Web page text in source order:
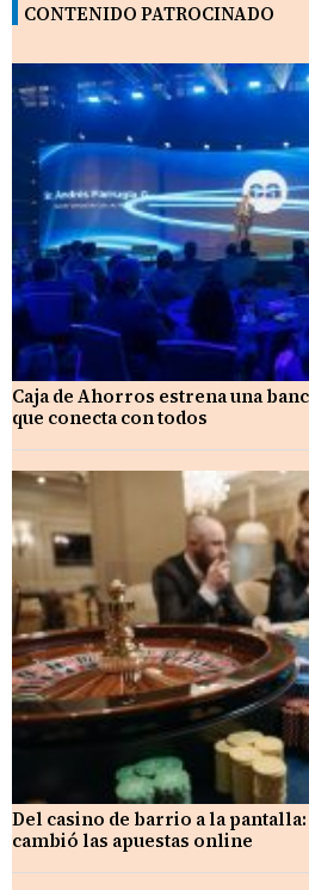
CONTENIDO PATROCINADO
Caja de Ahorros estrena una
que conecta con todos
Del casino de barrio a la
cambió las apuestas online